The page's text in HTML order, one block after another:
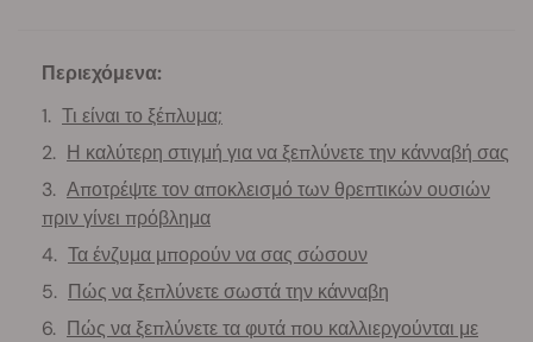
Περιεχόμενα:
Τι είναι το ξέπλυμα;
Η καλύτερη στιγμή για να ξεπλύνετε την κάνναβή σας
Αποτρέψτε τον αποκλεισμό των θρεπτικών ουσιών
πριν γίνει πρόβλημα
Τα ένζυμα μπορούν να σας σώσουν
Πώς να ξεπλύνετε σωστά την κάνναβη
Πώς να ξεπλύνετε τα φυτά που καλλιεργούνται με